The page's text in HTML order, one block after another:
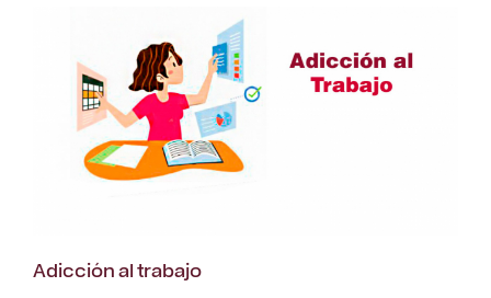
Adicción al trabajo